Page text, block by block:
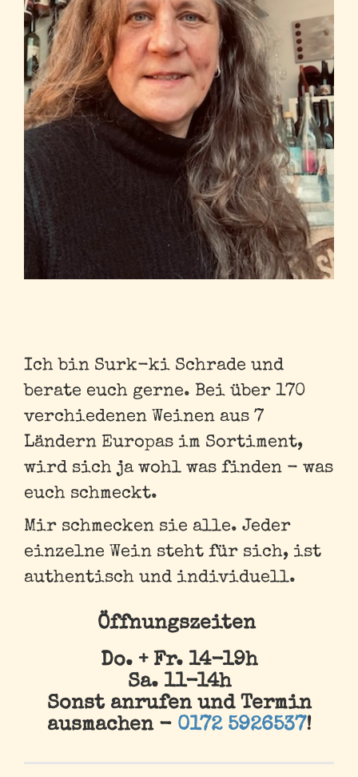
Ich bin Surk-ki Schrade und
berate euch gerne. Bei über 170
verchiedenen Weinen aus 7
Ländern Europas im Sortiment,
wird sich ja wohl was finden - was
euch schmeckt.
Mir schmecken sie alle. Jeder
einzelne Wein steht für sich, ist
authentisch und individuell.
Öffnungszeiten
Do. + Fr. 14-19h
Sa. 11-14h
Sonst anrufen und Termin
ausmachen - 0172 5926537!